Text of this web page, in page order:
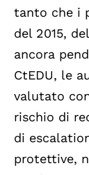
tanto che i
del 2015,
ancora
CtEDU, le
valutato
rischio di
di
protettive,